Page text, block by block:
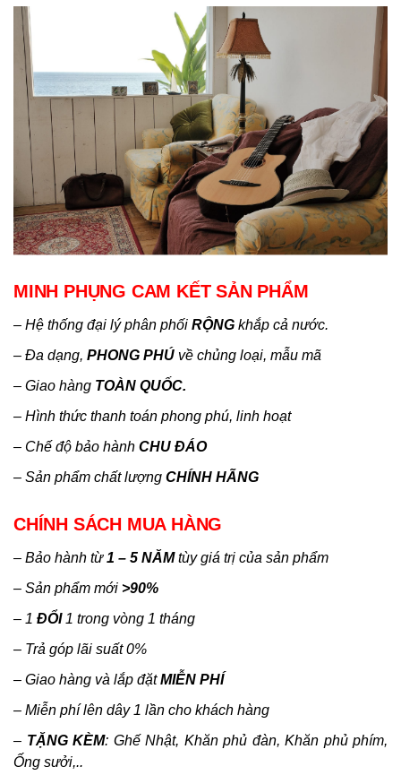
MINH PHỤNG CAM KẾT SẢN PHẨM
– Hệ thống đại lý phân phối RỘNG khắp cả nước.
– Đa dạng, PHONG PHÚ về chủng loại, mẫu mã
– Giao hàng TOÀN QUỐC.
– Hình thức thanh toán phong phú, linh hoạt
– Chế độ bảo hành CHU ĐÁO
– Sản phẩm chất lượng CHÍNH HÃNG
CHÍNH SÁCH MUA HÀNG
– Bảo hành từ1 – 5 NĂMtùy giá trị của sản phẩm
– Sản phẩm mới >90%
– 1 ĐỔI1 trong vòng 1 tháng
– Trả góp lãi suất 0%
– Giao hàng và lắp đặtMIỄN PHÍ
– Miễn phí lên dây 1 lần cho khách hàng
– TẶNG KÈM: Ghế Nhật, Khăn phủ đàn, Khăn phủ phím,
Ống sưởi,..